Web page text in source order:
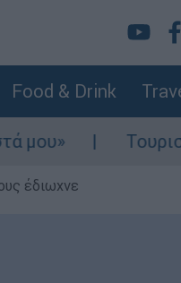
Food & Drink
Τουρισμός για
έδιωχνε